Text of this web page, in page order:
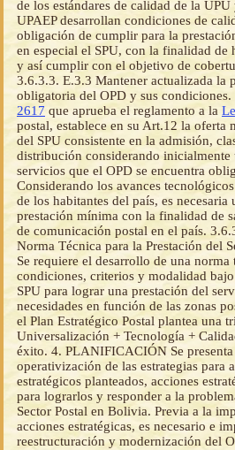
de los estándares de calidad de la
UPAEP desarrollan condiciones de
obligación de cumplir para la
en especial el SPU, con la finalidad de
y así cumplir con el objetivo de
3.6.3.3. E.3.3 Mantener actualizada la
obligatoria del OPD y sus condiciones.
2617 que aprueba el reglamento a la